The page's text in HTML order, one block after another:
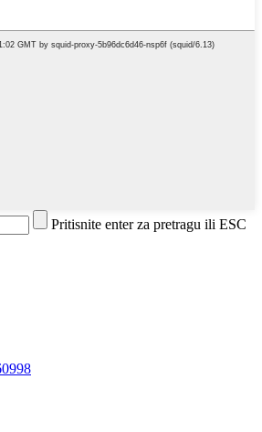
Pritisnite enter za pretragu ili ESC